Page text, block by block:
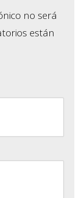
no será
están